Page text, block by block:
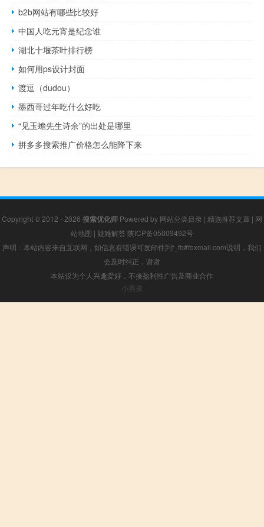
b2b网站有哪些比较好
中国人吃元宵是纪念谁
湖北十堰茶叶排行榜
如何用ps设计封面
渡逗（dudou）
墨西哥过年吃什么好吃
“见玉蟾先生诗余”的出处是哪里
拼多多搜索推广价格怎么能降下来
Copyright © 2012 - 2026 搜索优化师 Powered by 网站分类目录 | 精选推荐文章 | 网
站地图 | 疑难解答 陕ICP备05009492号
声明：本站内容来自互联网，如信息有错误可发邮件到f_fb#foxmail.com说明，我们
会及时纠正，谢谢
本站仅为个人兴趣爱好，不接盈利性广告及商业合作
小男孩